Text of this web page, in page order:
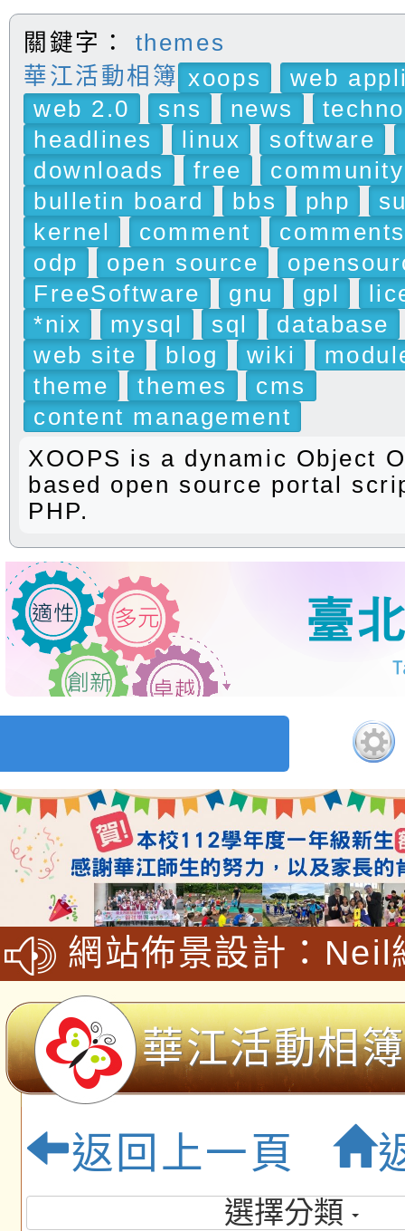
關鍵字：
themes
華江活動相簿 xoops
web
web 2.0
sns news
headlines
linux software
downloads
free
community
bulletin board
bbs php
kernel
comment
comments
odp
open source
FreeSoftware
gnu gpl
*nix
mysql sql
database
web site
blog wiki
theme
themes
cms
content management
XOOPS is a dynamic Object
based open source portal
PHP.
歡迎參觀：臺北市華江國民小學網
網站佈景設計：Neil
工坊,程式設計師徐
hsu)華江活動相
華江國民小
themes
返回上一頁
選擇分類